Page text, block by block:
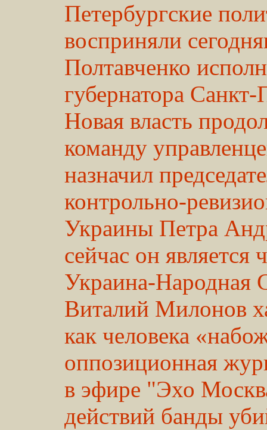
Петербургские
восприняли
Полтавченко
губернатора
Новая власть
команду
назначил
контрольно-
Украины Петра
сейчас он
Украина-Народная
Виталий Милонов
как человека
оппозиционная
в эфире "Эхо
действий банды